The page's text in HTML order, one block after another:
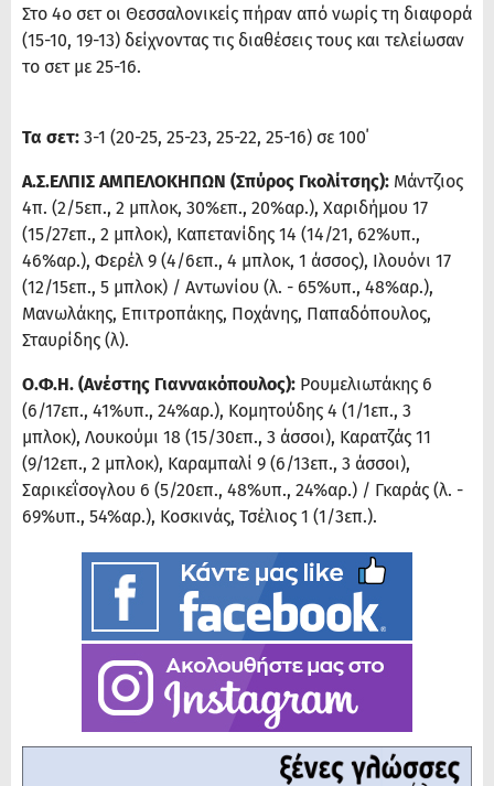
Στο 4ο σετ οι Θεσσαλονικείς πήραν από νωρίς τη διαφορά
(15-10, 19-13) δείχνοντας τις διαθέσεις τους και τελείωσαν
το σετ με 25-16.
Τα σετ: 3-1 (20-25, 25-23, 25-22, 25-16) σε 100΄
Α.Σ.ΕΛΠΙΣ ΑΜΠΕΛΟΚΗΠΩΝ (Σπύρος Γκολίτσης): Μάντζιος
4π. (2/5επ., 2 μπλοκ, 30%επ., 20%αρ.), Χαριδήμου 17
(15/27επ., 2 μπλοκ), Καπετανίδης 14 (14/21, 62%υπ.,
46%αρ.), Φερέλ 9 (4/6επ., 4 μπλοκ, 1 άσσος), Ιλουόνι 17
(12/15επ., 5 μπλοκ) / Αντωνίου (λ. - 65%υπ., 48%αρ.),
Μανωλάκης, Επιτροπάκης, Ποχάνης, Παπαδόπουλος,
Σταυρίδης (λ).
Ο.Φ.Η. (Ανέστης Γιαννακόπουλος): Ρουμελιωτάκης 6
(6/17επ., 41%υπ., 24%αρ.), Κομητούδης 4 (1/1επ., 3
μπλοκ), Λουκούμι 18 (15/30επ., 3 άσσοι), Καρατζάς 11
(9/12επ., 2 μπλοκ), Καραμπαλί 9 (6/13επ., 3 άσσοι),
Σαρικεΐσογλου 6 (5/20επ., 48%υπ., 24%αρ.) / Γκαράς (λ. -
69%υπ., 54%αρ.), Κοσκινάς, Τσέλιος 1 (1/3επ.).